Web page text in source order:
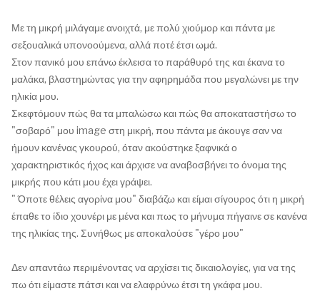
Με τη μικρή μιλάγαμε ανοιχτά, με πολύ χιούμορ και πάντα με
σεξουαλικά υπονοούμενα, αλλά ποτέ έτσι ωμά.
Στον πανικό μου επάνω έκλεισα το παράθυρό της και έκανα το
μαλάκα, βλαστημώντας για την αφηρημάδα που μεγαλώνει με την
ηλικία μου.
Σκεφτόμουν πώς θα τα μπαλώσω και πώς θα αποκαταστήσω το
"σοβαρό" μου image στη μικρή, που πάντα με άκουγε σαν να
ήμουν κανένας γκουρού, όταν ακούστηκε ξαφνικά ο
χαρακτηριστικός ήχος και άρχισε να αναβοσβήνει το όνομα της
μικρής που κάτι μου έχει γράψει.
" Όποτε θέλεις αγορίνα μου" διαβάζω και είμαι σίγουρος ότι η μικρή
έπαθε το ίδιο χουνέρι με μένα και πως το μήνυμα πήγαινε σε κανένα
της ηλικίας της. Συνήθως με αποκαλούσε "γέρο μου"
Δεν απαντάω περιμένοντας να αρχίσει τις δικαιολογίες, για να της
πω ότι είμαστε πάτσι και να ελαφρύνω έτσι τη γκάφα μου.